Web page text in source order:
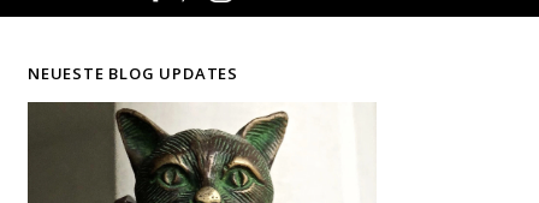
NEUESTE BLOG UPDATES